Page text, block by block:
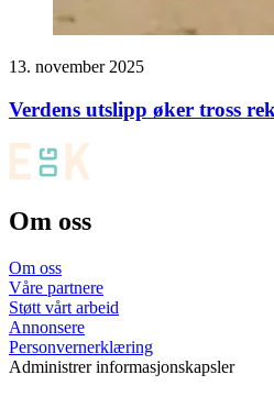
13. november 2025
Verdens utslipp øker tross
Om oss
Om oss
Våre partnere
Støtt vårt arbeid
Annonsere
Personvernerklæring
Administrer informasjonskapsler